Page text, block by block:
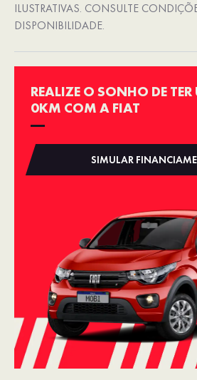
ILUSTRATIVAS. CONSULTE
DISPONIBILIDADE.
REALIZE O SONHO DE
0KM COM A FIAT
SIMULAR